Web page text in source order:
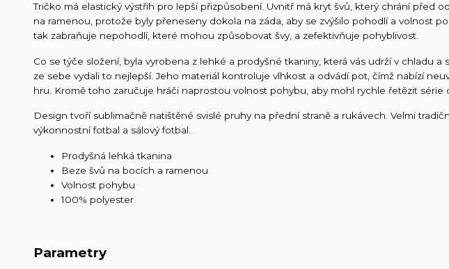
Tričko má elastický výstřih pro lepší přizpůsobení. Uvnitř má kryt švů, který chrání před
na ramenou, protože byly přeneseny dokola na záda, aby se zvýšilo pohodlí a volnost
tak zabraňuje nepohodlí, které mohou způsobovat švy, a zefektivňuje pohyblivost.
Co se týče složení, byla vyrobena z lehké a prodyšné tkaniny, která vás udrží v chladu
ze sebe vydali to nejlepší. Jeho materiál kontroluje vlhkost a odvádí pot, čímž nabízí
hru. Kromě toho zaručuje hráči naprostou volnost pohybu, aby mohl rychle řetězit série
Design tvoří sublimačně natištěné svislé pruhy na přední straně a rukávech. Velmi
výkonnostní fotbal a sálový fotbal.
Prodyšná lehká tkanina
Beze švů na bocích a ramenou
Volnost pohybu
100% polyester
Parametry